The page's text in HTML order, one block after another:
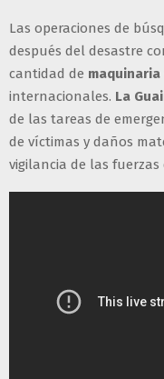
Las operaciones de
después del desastre
cantidad de maquinaria
internacionales. La
de las tareas de
de víctimas y daños
vigilancia de las fuerzas